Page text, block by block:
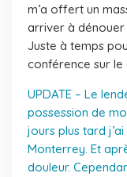
m’a offert un
arriver à dénouer
Juste à temps
conférence sur le
UPDATE – Le
possession de
jours plus tard
Monterrey. Et
douleur.